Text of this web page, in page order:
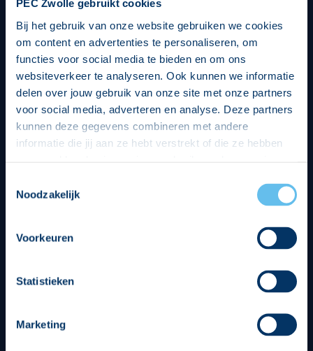
PEC Zwolle gebruikt cookies
Bij het gebruik van onze website gebruiken we cookies
om content en advertenties te personaliseren, om
functies voor social media te bieden en om ons
websiteverkeer te analyseren. Ook kunnen we informatie
delen over jouw gebruik van onze site met onze partners
voor social media, adverteren en analyse. Deze partners
kunnen deze gegevens combineren met andere
informatie die jij aan ze hebt verstrekt of die ze hebben
op een veilige en integere wijze. Je kunt je toestemming
beheren op de privacy- en cookieverklaring pagina.
Noodzakelijk
Voorkeuren
Statistieken
Marketing